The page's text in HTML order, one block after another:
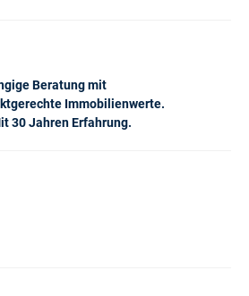
Beratung mit
Immobilienwerte.
30 Jahren Erfahrung.